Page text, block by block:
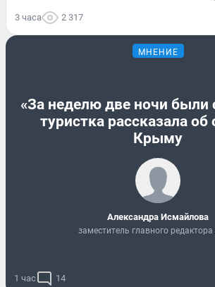
3 часа 2 317
МНЕНИЕ
«За неделю две ночи были
туристка рассказала об
Крыму
Александра Исмайлова
заместитель главного редактора
1 час 14